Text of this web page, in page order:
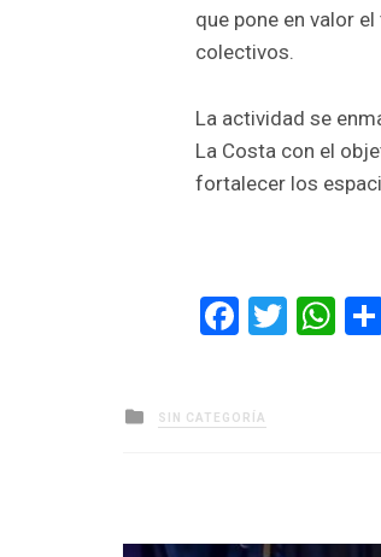
que pone en valor
colectivos.
La actividad se
La Costa con el
fortalecer los
Facebook
Twitter
Posted
in
SIN CATEGORÍA